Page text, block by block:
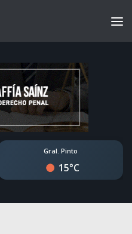
Gral. Pinto
15°C